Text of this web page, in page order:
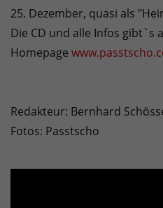
25. Dezember, quasi als
Die CD und alle Infos gibt`s
Homepage
Redakteur: Bernhard
Fotos: Passtscho